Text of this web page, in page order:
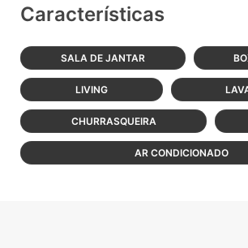
Características
SALA DE JANTAR
LIVING
CHURRASQUEIRA
AR CONDICIONADO